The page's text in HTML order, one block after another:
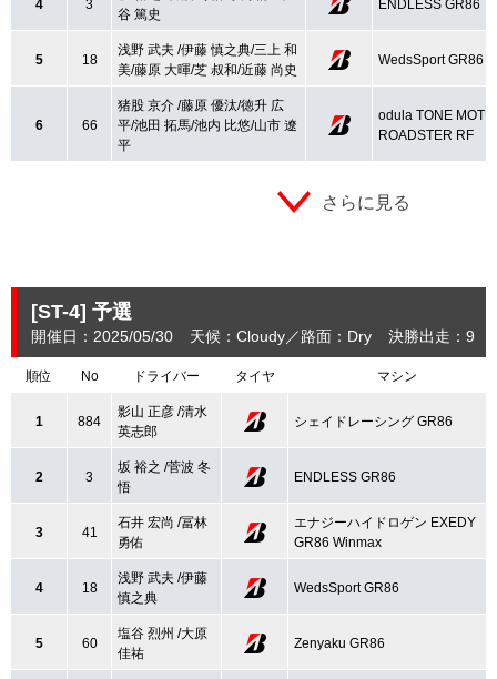
4 3
谷 篤史
ENDLESS GR86
5 18
浅野 武夫 /伊藤 慎之典/三上 和
美/藤原 大暉/芝 叔和/近藤 尚史
WedsSport GR86
6 66
猪股 京介 /藤原 優汰/徳升 広
平/池田 拓馬/池内 比悠/山市 遼
平
odula TONE
ROADSTER RF
さらに見る
[ST-4] 予選
開催日：2025/05/30 天候：Cloudy 路面：Dry 決勝出走：9
順位 No ドライバー タイヤ マシン
1 884
影山 正彦 /清水
英志郎
シェイドレーシング GR86
2 3
坂 裕之 /菅波 冬
悟
ENDLESS GR86
3 41
石井 宏尚 /冨林
勇佑
エナジーハイドロゲン EXEDY
GR86 Winmax
4 18
浅野 武夫 /伊藤
慎之典
WedsSport GR86
5 60
塩谷 烈州 /大原
佳祐
Zenyaku GR86